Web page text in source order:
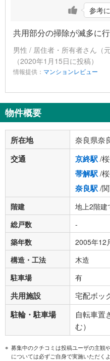
参考
共用部分の掃除が滅多に
男性 / 居住者・所有者さん（
（2020年1月15日に投稿）
情報提供： マンションレビュー
物件概要
所在地 奈良県奈
交通 京終駅/
帯解駅/
奈良駅/
階建
地上2階建
総戸数
-
築年数
2005年12
構造・工法
木造
駐車場
有
共用施設 宅配ボッ
駐輪・駐車場
自転車置
む）
募集中のクチコミは投稿ユーザの主観
については必ずご自身で実施いただく